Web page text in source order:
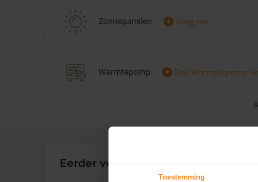
Toestemming
Zonnepanelen + Voeg toe
Warmtepomp + Doe Warmptepomp
Eerder verkochte woningen in de